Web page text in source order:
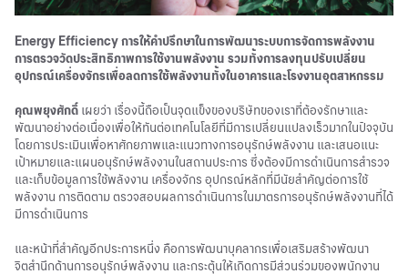
Energy Efficiency การให้คำปรึกษาในการพัฒนาระบบการจัดการพลังงาน
การตรวจวัดประสิทธิภาพการใช้งานพลังงาน รวมทั้งการลงทุนปรับเปลี่ยน
อุปกรณ์เครื่องจักรเพื่อลดการใช้พลังงานทั้งในอาคารและโรงงานอุตสาหกรรม
คุณพยุงศักดิ์ เผยว่า เรื่องนี้ถือเป็นจุดแข็งของบริษัทของเราที่ต้องรักษาและ
พัฒนาอย่างต่อเนื่องเพื่อให้ทันต่อเทคโนโลยีที่มีการเปลี่ยนแปลงเร็วมากในปัจจุบัน
โดยการประเมินเพื่อหาศักยภาพและแนวทางการอนุรักษ์พลังงาน และเสนอแนะ
เป้าหมายและแผนอนุรักษ์พลังงานในสถานประการ ซึ่งต้องมีการดำเนินการสำรวจ
และเก็บข้อมูลการใช้พลังงาน เครื่องจักร อุปกรณ์หลักที่มีนัยสำคัญต่อการใช้
พลังงาน การติดตาม ตรวจสอบผลการดำเนินการในมาตรการอนุรักษ์พลังงานที่ได้
มีการดำเนินการ
และหน้าที่สำคัญอีกประการหนึ่ง คือการพัฒนาบุคลากรเพื่อเสริมสร้างพัฒนา
จิตสำนึกด้านการอนุรักษ์พลังงาน และกระตุ้นให้เกิดการมีส่วนร่วมของพนักงาน